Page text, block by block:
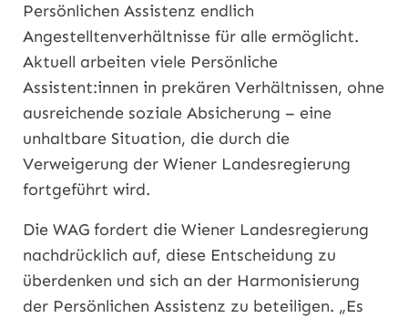
Persönlichen Assistenz endlich
Angestelltenverhältnisse für alle ermöglicht.
Aktuell arbeiten viele Persönliche
Assistent:innen in prekären Verhältnissen, ohne
ausreichende soziale Absicherung – eine
unhaltbare Situation, die durch die
Verweigerung der Wiener Landesregierung
fortgeführt wird.
Die WAG fordert die Wiener Landesregierung
nachdrücklich auf, diese Entscheidung zu
überdenken und sich an der Harmonisierung
der Persönlichen Assistenz zu beteiligen. „Es